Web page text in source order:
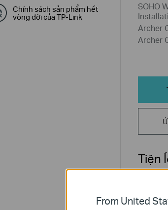
Chính sách sản phẩm hết
vòng đời của TP-Link
SOHO
Archer
Archer
Tiện
Ngày
From United